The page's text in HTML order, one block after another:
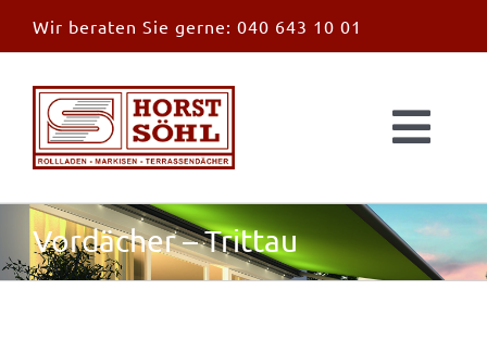
Inhalt
Wir beraten Sie gerne: 040 643 10 01
News
Vordächer – Trittau